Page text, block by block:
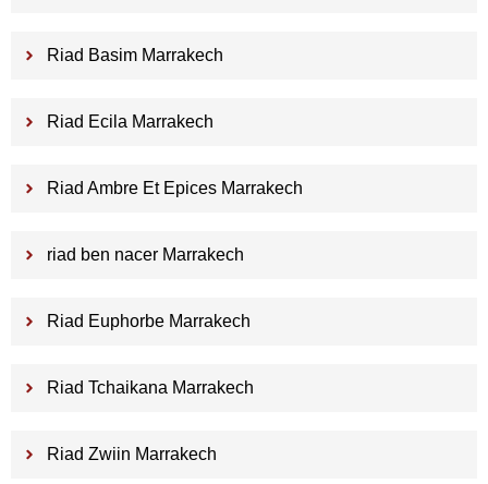
Riad Basim Marrakech
Riad Ecila Marrakech
Riad Ambre Et Epices Marrakech
riad ben nacer Marrakech
Riad Euphorbe Marrakech
Riad Tchaikana Marrakech
Riad Zwiin Marrakech